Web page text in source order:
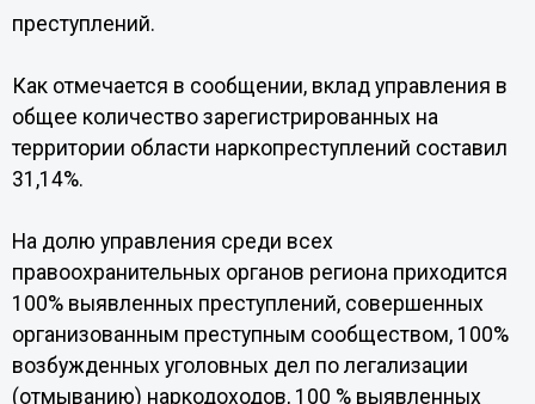
преступлений.
Как отмечается в сообщении, вклад управления в
общее количество зарегистрированных на
территории области наркопреступлений составил
31,14%.
На долю управления среди всех
правоохранительных органов региона приходится
100% выявленных преступлений, совершенных
организованным преступным сообществом, 100%
возбужденных уголовных дел по легализации
(отмыванию) наркодоходов, 100 % выявленных